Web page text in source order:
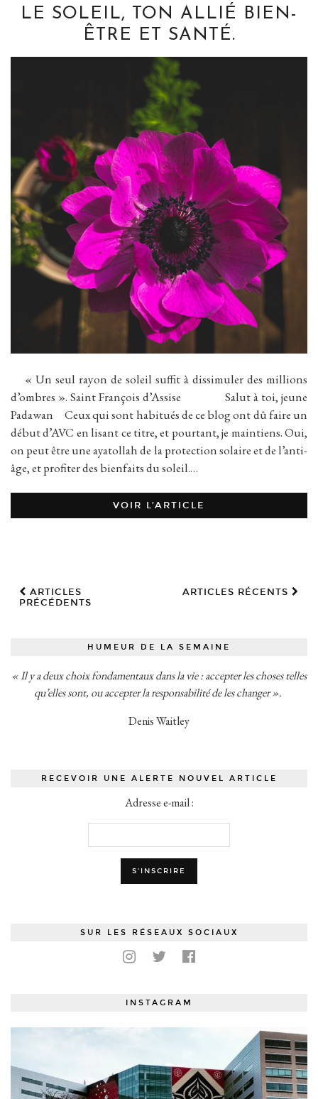
LE SOLEIL, TON ALLIÉ BIEN-
ÊTRE ET SANTÉ.
« Un seul rayon de soleil suffit à dissimuler des millions
d’ombres ». Saint François d’Assise Salut à toi, jeune
Padawan Ceux qui sont habitués de ce blog ont dû faire un
début d’AVC en lisant ce titre, et pourtant, je maintiens. Oui,
on peut être une ayatollah de la protection solaire et de l’anti-
âge, et profiter des bienfaits du soleil.…
VOIR L’ARTICLE
ARTICLES
PRÉCÉDENTS
ARTICLES RÉCENTS
HUMEUR DE LA SEMAINE
« Il y a deux choix fondamentaux dans la vie : accepter les choses telles
qu’elles sont, ou accepter la responsabilité de les changer ».
Denis Waitley
RECEVOIR UNE ALERTE NOUVEL ARTICLE
Adresse e-mail :
SUR LES RÉSEAUX SOCIAUX
INSTAGRAM